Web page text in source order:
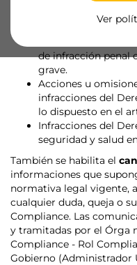
Ver
de infracción penal
grave.
Acciones u
infracciones del
lo dispuesto en el
Infracciones del
seguridad y salud
También se habilita el
informaciones que
normativa legal vigente,
cualquier duda, queja o
Compliance. Las
y tramitadas por el Órga
Compliance - Rol
Gobierno (Administrador